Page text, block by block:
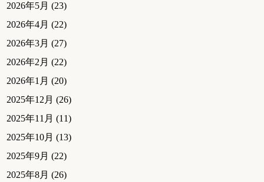
2026年5月 (23)
2026年4月 (22)
2026年3月 (27)
2026年2月 (22)
2026年1月 (20)
2025年12月 (26)
2025年11月 (11)
2025年10月 (13)
2025年9月 (22)
2025年8月 (26)